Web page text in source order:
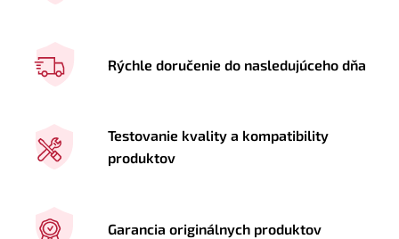
Rýchle doručenie do nasledujúceho dňa
Testovanie kvality a kompatibility
produktov
Garancia originálnych produktov